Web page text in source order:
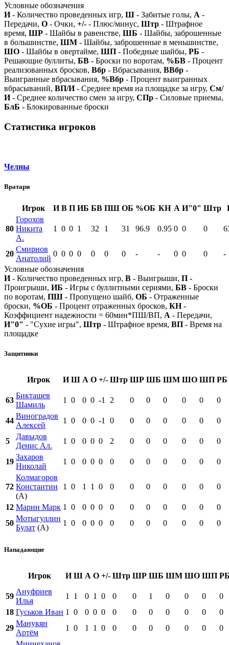
Условные обозначения
И- Количество проведенных игр, Ш - Забитые голы, А -
Передачи, О - Очки, +/- - Плюс/минус, Штр - Штрафное
время, ШР - Шайбы в равенстве, ШБ - Шайбы, заброшенные
в большинстве, ШМ - Шайбы, заброшенные в меньшинстве,
ШО - Шайбы в овертайме, ШП - Победные шайбы, РБ -
Решающие буллиты, БВ - Броски по воротам, %БВ - Процент
реализованных бросков, Вбр - Вбрасывания, ВВбр -
Выигранные вбрасывания, %Вбр - Процент выигранных
вбрасываний, ВП/И- Среднее время на площадке за игру, См/
И- Среднее количество смен за игру, СПр - Силовые приемы,
БлБ - Блокированные броски
Статистика игроков
Челны
Вратари
Игрок И В П ИБ БВ ПШ ОБ %ОБ КН А И"0" Штр
80
Горохов
Никита
А.
1 0 0 1 32 1 31 96.9 0.95 0 0 0
20
Смирнов
Анатолий
0 0 0 0 0 0 0 - - 0 0 0
-
Условные обозначения
И- Количество проведенных игр, В - Выигрыши, П -
Проигрыши, ИБ - Игры с буллитными сериями, БВ - Броски
по воротам, ПШ - Пропущено шайб, ОБ - Отраженные
броски, %ОБ - Процент отраженных бросков, КН-
Коэффициент надежности = 60мин*ПШ/ВП, А - Передачи,
И"0" - "Сухие игры", Штр - Штрафное время, ВП - Время на
площадке
Защитники
Игрок И Ш А О +/- Штр ШР ШБ ШМ ШО ШП РБ
63
Бикташев
Шамиль
1 0 0 0 -1 2 0 0 0 0 0 0
44
Виноградов
Алексей
1 0 0 0 -1 0 0 0 0 0 0 0
5
Давыдов
Денис Ал.
1 0 0 0 0 2 0 0 0 0 0 0
19
Захаров
Николай
1 0 0 0 0 0 0 0 0 0 0 0
72
Колмагоров
Константин
(А)
1 0 1 1 0 0 0 0 0 0 0 0
12 Марин Марк 1 0 0 0 0 0 0 0 0 0 0
0
50
Мотыгуллин
Булат (А)
1 0 0 0 0 0 0 0 0 0 0 0
Нападающие
Игрок И Ш А О +/- Штр ШР ШБ ШМ ШО ШП
59
Ануфриев
Илья
1 1 0 1 0 0 0 1 0 0 0
0
18 Гуськов Иван 1 0 0 0 0 0 0 0 0 0 0
0
29
Манукян
Артём
1 0 1 1 0 0 0 0 0 0 0 0